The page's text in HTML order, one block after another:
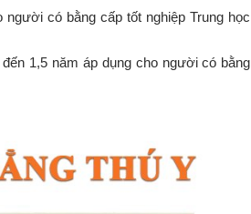
có bằng cấp tốt nghiệp Trung học
1,5 năm áp dụng cho người có bằng